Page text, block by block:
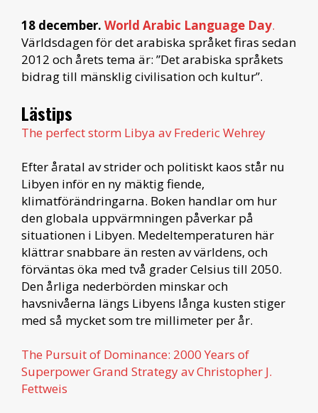
18 december. World Arabic Language Day.
Världsdagen för det arabiska språket firas sedan
2012 och årets tema är: ”Det arabiska språkets
bidrag till mänsklig civilisation och kultur”.
Lästips
The perfect storm Libya av Frederic Wehrey
Efter åratal av strider och politiskt kaos står nu
Libyen inför en ny mäktig fiende,
klimatförändringarna. Boken handlar om hur
den globala uppvärmningen påverkar på
situationen i Libyen. Medeltemperaturen här
klättrar snabbare än resten av världens, och
förväntas öka med två grader Celsius till 2050.
Den årliga nederbörden minskar och
havsnivåerna längs Libyens långa kusten stiger
med så mycket som tre millimeter per år.
The Pursuit of Dominance: 2000 Years of
Superpower Grand Strategy av Christopher J.
Fettweis